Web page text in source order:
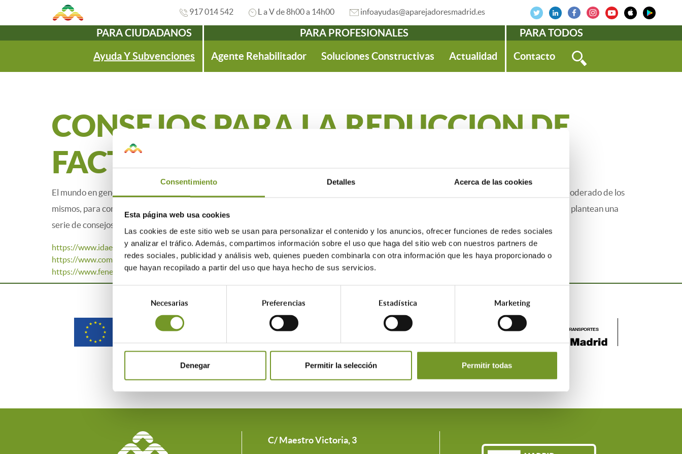
Consentimiento Detalles Acerca de las cookies
Esta página web usa cookies
Las cookies de este sitio web se usan para personalizar el contenido y los anuncios, ofrecer funciones de redes sociales
y analizar el tráfico. Además, compartimos información sobre el uso que haga del sitio web con nuestros partners de
redes sociales, publicidad y análisis web, quienes pueden combinarla con otra información que les haya proporcionado o
que hayan recopilado a partir del uso que haya hecho de sus servicios.
consentimiento
Necesarias Preferencias Estadística Marketing
Denegar Permitir la selección Permitir todas
917 014 542 L a V de 8h00 a 14h00 infoayudas@aparejadoresmadrid.es
Navegación
PARA CIUDADANOS
Ayuda Y Subvenciones
PARA PROFESIONALES
Agente Rehabilitador
Soluciones Constructivas Actualidad
PARA TODOS
Contacto
CONSEJOS PARA LA REDUCCION DE
FACTURAS DE GAS Y ELECTRICIDAD
El mundo en general se ha concienciado finalmente de la necesidad de hacer un uso adecuado de nuestros recursos naturales y un consumo moderado de los
mismos, para conseguir un ahorro energético, en todos los ámbitos de nuestra sociedad, desde diferentes instituciones públicas y privadas, se plantean una
serie de consejos sobre medidas energéticas eficaces.
https://www.idae.es/ahorra-energia
https://www.comunidad.madrid/servicios/consumo/ahorro-energetico-recomendaciones-consumo-responsable
https://www.fenercom.com/planes/consejos-utiles/
C/ Maestro Victoria, 3